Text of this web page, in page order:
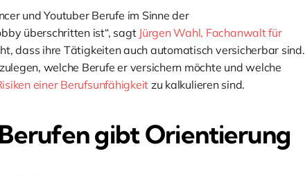
und Youtuber Berufe im Sinne der
überschritten ist“, sagt Jürgen Wahl, Fachanwalt für
dass ihre Tätigkeiten auch automatisch versicherbar sind.
welche Berufe er versichern möchte und welche
einer Berufsunfähigkeitzu kalkulieren sind.
gibt Orientierung